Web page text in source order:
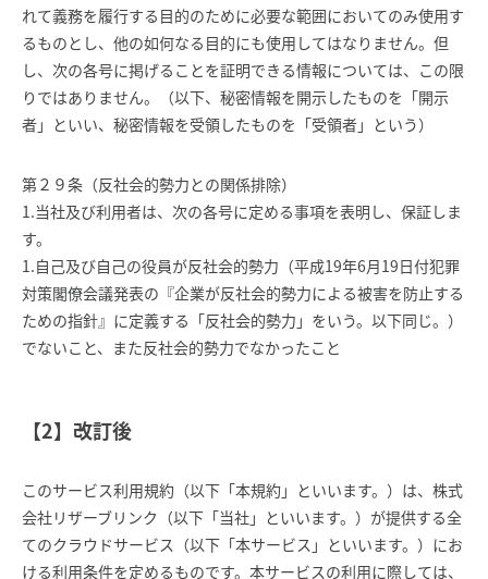
れて義務を履行する目的のために必要な範囲においてのみ使用す
るものとし、他の如何なる目的にも使用してはなりません。但
し、次の各号に掲げることを証明できる情報については、この限
りではありません。（以下、秘密情報を開示したものを「開示
者」といい、秘密情報を受領したものを「受領者」という）
第２９条（反社会的勢力との関係排除）
1.当社及び利用者は、次の各号に定める事項を表明し、保証しま
す。
1.自己及び自己の役員が反社会的勢力（平成19年6月19日付犯罪
対策閣僚会議発表の『企業が反社会的勢力による被害を防止する
ための指針』に定義する「反社会的勢力」をいう。以下同じ。）
でないこと、また反社会的勢力でなかったこと
【2】改訂後
このサービス利用規約（以下「本規約」といいます。）は、株式
会社リザーブリンク（以下「当社」といいます。）が提供する全
てのクラウドサービス（以下「本サービス」といいます。）にお
ける利用条件を定めるものです。本サービスの利用に際しては、